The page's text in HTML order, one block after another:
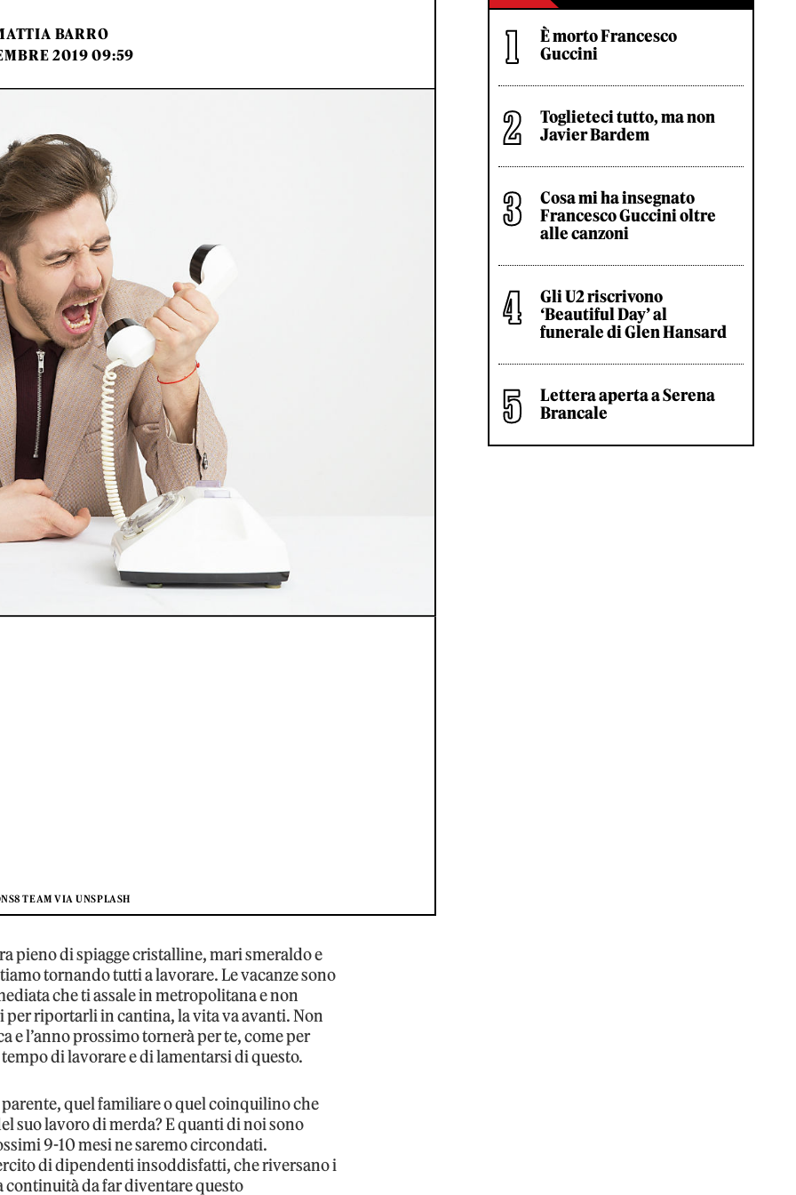
BARRO
2019 09:59
TEAM VIA UNSPLASH
pieno di spiagge cristalline, mari smeraldo e
tornando tutti a lavorare. Le vacanze sono
che ti assale in metropolitana e non
riportarli in cantina, la vita va avanti. Non
e l’anno prossimo tornerà per te, come per
di lavorare e di lamentarsi di questo.
quel familiare o quel coinquilino che
suo lavoro di merda? E quanti di noi sono
9-10 mesi ne saremo circondati.
di dipendenti insoddisfatti, che riversano i
da far diventare questo
È morto Francesco
Guccini
Toglieteci tutto, ma non
Javier Bardem
Cosa mi ha insegnato
Francesco Guccini oltre
alle canzoni
Gli U2 riscrivono
‘Beautiful Day’ al
funerale di Glen Hansard
Lettera aperta a Serena
Brancale